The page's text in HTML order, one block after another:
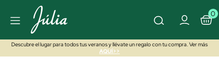
0
Descubre el lugar para todos tus veranos y llévate un regalo con tu compra. Ver más
AQUÍ>>